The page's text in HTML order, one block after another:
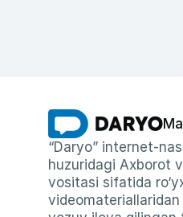
“Daryo” internet-
huzuridagi Axborot
vositasi sifatida